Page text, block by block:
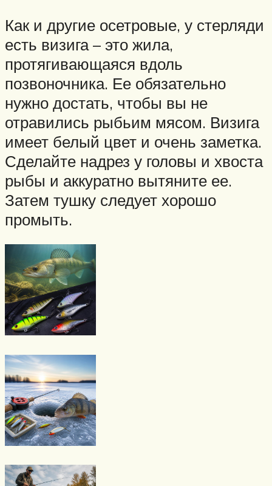
Как и другие осетровые, у стерляди
есть визига – это жила,
протягивающаяся вдоль
позвоночника. Ее обязательно
нужно достать, чтобы вы не
отравились рыбьим мясом. Визига
имеет белый цвет и очень заметка.
Сделайте надрез у головы и хвоста
рыбы и аккуратно вытяните ее.
Затем тушку следует хорошо
промыть.